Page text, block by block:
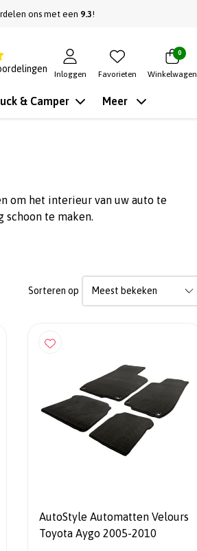
ons met een 9.3!
Inloggen Favorieten
0
Winkelwagen
& Camper Meer
om het interieur van uw auto te
schoon te maken.
Sorteren op
AutoStyle Automatten Velours
Toyota Aygo 2005-2010